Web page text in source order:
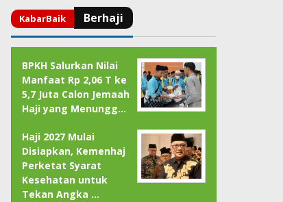
BPKH Salurkan Nilai
Manfaat Rp 2,06 T ke
5,7 Juta Calon Jemaah
Haji yang Menungg…
Haji 2027 Mulai
Disiapkan, Kemenhaj
Perketat Syarat
Kesehatan untuk
Tekan Angka …